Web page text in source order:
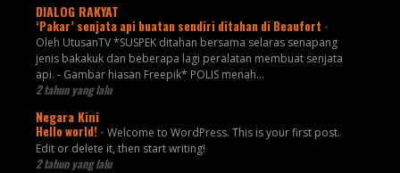
DIALOG RAKYAT
‘Pakar’ senjata api buatan sendiri ditahan di Beaufort -
Oleh UtusanTV *SUSPEK ditahan bersama selaras senapang
jenis bakakuk dan beberapa lagi peralatan membuat senjata
api. - Gambar hiasan Freepik* POLIS menah...
2 tahun yang lalu
Negara Kini
Hello world! - Welcome to WordPress. This is your first post.
Edit or delete it, then start writing!
2 tahun yang lalu